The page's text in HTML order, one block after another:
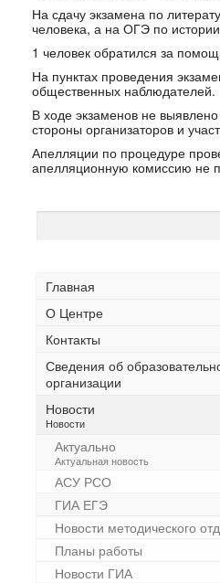
На сдачу экзамена по
человека, а на ОГЭ по
1 человек обратился за
На пунктах проведения
общественных наблюдателей.
В ходе экзаменов не
стороны организаторов и
Апелляции по процедуре
апелляционную комиссию не
Главная
О Центре
Контакты
Сведения об
организации
Новости
–
Новости
Актуально
–
Актуальная новость
АСУ РСО
ГИА ЕГЭ
Новости методического
Планы работы
Новости ГИА